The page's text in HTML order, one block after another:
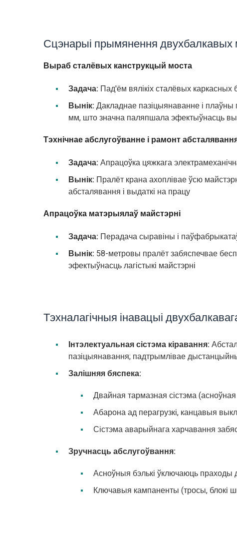
Сцэнарыі прымянення двухбалкавых
Выраб сталёвых канструкцый моста
Задача: Пад'ём вялікіх сталёвых
Вынік: Дакладнае пазіцыянаванне і
мм, што значна паляпшала эфектыўнасць
Тэхнічнае абслугоўванне і рамонт
Задача: Апрацоўка цяжкага
Вынік: Пралёт крана ахоплівае ўсю
абсталявання і выдаткі на працу
Апрацоўка матэрыялаў майстэрні
Задача: Перадача сыравіны і
Вынік: 58-метровы пралёт забяспечвае
эфектыўнасць лагістыкі майстэрні
Тэхналагічныя інавацыі
Інтэлектуальная сістэма кіравання:
пазіцыянавання; падтрымлівае
Залішняя бяспека:
Двайная тармазная сістэма
Абарона ад перагрузкі, канцавыя
Сістэма аварыйнага харчавання
Зручнасць абслугоўвання:
Асноўныя бэлькі ўключаюць праходы
Ключавыя кампаненты (тросы, блокі